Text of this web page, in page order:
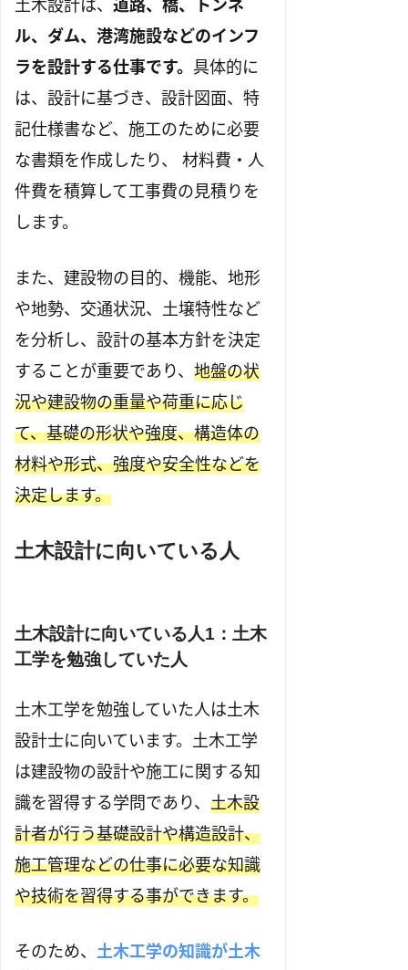
土木設計は、 道路、橋、トンネ
ル、ダム、港湾施設などのインフ
ラを設計する仕事です。 具体的に
は、設計に基づき、設計図面、特
記仕様書など、施工のために必要
な書類を作成したり、 材料費・人
件費を積算して工事費の見積りを
します。
また、建設物の目的、機能、地形
や地勢、交通状況、土壌特性など
を分析し、設計の基本方針を決定
することが重要であり、 地盤の状
況や建設物の重量や荷重に応じ
て、基礎の形状や強度、構造体の
材料や形式、強度や安全性などを
決定します。
土木設計に向いている人
土木設計に向いている人1：土木
工学を勉強していた人
土木工学を勉強していた人は土木
設計士に向いています。土木工学
は建設物の設計や施工に関する知
識を習得する学問であり、 土木設
計者が行う基礎設計や構造設計、
施工管理などの仕事に必要な知識
や技術を習得する事ができます。
​​そのため、 土木工学の知識が土木